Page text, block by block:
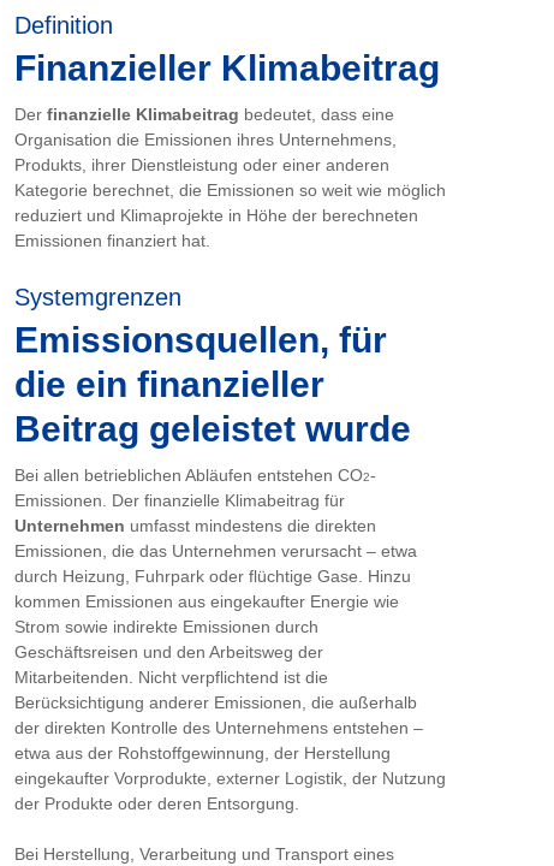
Definition
Finanzieller Klimabeitrag
Der finanzielle Klimabeitrag bedeutet, dass eine
Organisation die Emissionen ihres Unternehmens,
Produkts, ihrer Dienstleistung oder einer anderen
Kategorie berechnet, die Emissionen so weit wie möglich
reduziert und Klimaprojekte in Höhe der berechneten
Emissionen finanziert hat.
Systemgrenzen
Emissionsquellen, für
die ein finanzieller
Beitrag geleistet wurde
Bei allen betrieblichen Abläufen entstehen CO2-
Emissionen. Der finanzielle Klimabeitrag für
Unternehmen umfasst mindestens die direkten
Emissionen, die das Unternehmen verursacht – etwa
durch Heizung, Fuhrpark oder flüchtige Gase. Hinzu
kommen Emissionen aus eingekaufter Energie wie
Strom sowie indirekte Emissionen durch
Geschäftsreisen und den Arbeitsweg der
Mitarbeitenden. Nicht verpflichtend ist die
Berücksichtigung anderer Emissionen, die außerhalb
der direkten Kontrolle des Unternehmens entstehen –
etwa aus der Rohstoffgewinnung, der Herstellung
eingekaufter Vorprodukte, externer Logistik, der Nutzung
der Produkte oder deren Entsorgung.
Bei Herstellung, Verarbeitung und Transport eines